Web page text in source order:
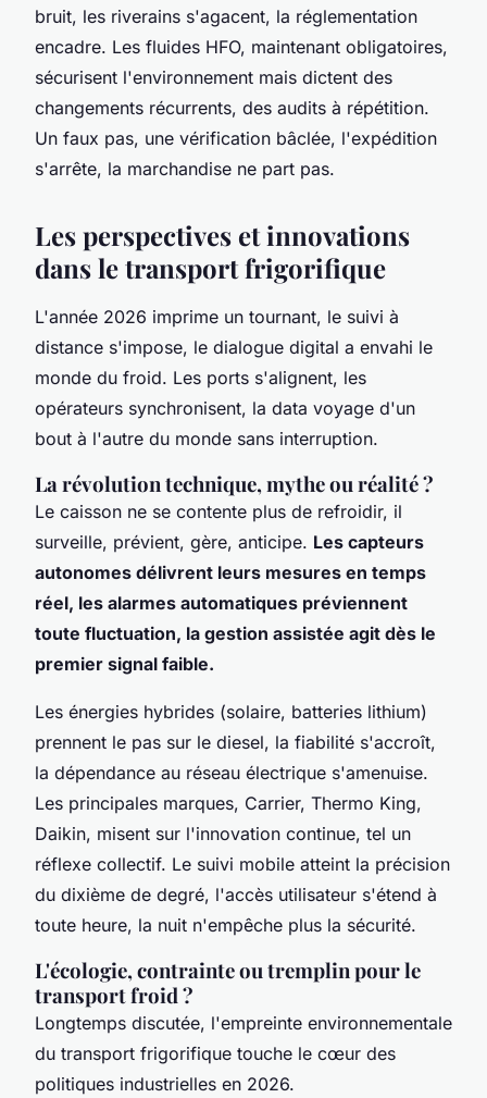
bruit, les riverains s'agacent, la réglementation
encadre. Les fluides HFO, maintenant obligatoires,
sécurisent l'environnement mais dictent des
changements récurrents, des audits à répétition.
Un faux pas, une vérification bâclée, l'expédition
s'arrête, la marchandise ne part pas.
Les perspectives et innovations
dans le transport frigorifique
L'année 2026 imprime un tournant, le suivi à
distance s'impose, le dialogue digital a envahi le
monde du froid. Les ports s'alignent, les
opérateurs synchronisent, la data voyage d'un
bout à l'autre du monde sans interruption.
La révolution technique, mythe ou réalité ?
Le caisson ne se contente plus de refroidir, il
surveille, prévient, gère, anticipe. Les capteurs
autonomes délivrent leurs mesures en temps
réel, les alarmes automatiques préviennent
toute fluctuation, la gestion assistée agit dès le
premier signal faible.
Les énergies hybrides (solaire, batteries lithium)
prennent le pas sur le diesel, la fiabilité s'accroît,
la dépendance au réseau électrique s'amenuise.
Les principales marques, Carrier, Thermo King,
Daikin, misent sur l'innovation continue, tel un
réflexe collectif. Le suivi mobile atteint la précision
du dixième de degré, l'accès utilisateur s'étend à
toute heure, la nuit n'empêche plus la sécurité.
L'écologie, contrainte ou tremplin pour le
transport froid ?
Longtemps discutée, l'empreinte environnementale
du transport frigorifique touche le cœur des
politiques industrielles en 2026.